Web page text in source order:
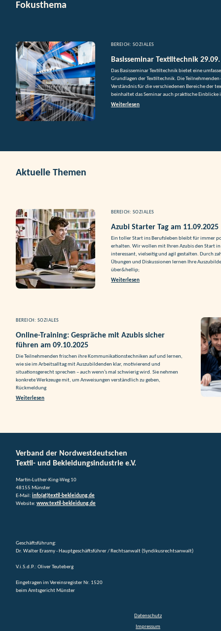
Fokusthema
BEREICH: SOZIALES
Basisseminar Textiltechnik
Das Basisseminar Textiltechnik bietet eine
Grundlagen der Textiltechnik. Die
Verständnis für die verschiedenen Bereiche der
beinhaltet das Seminar auch praktische Einblicke
Weiterlesen
Aktuelle Themen
BEREICH: SOZIALES
Azubi Starter Tag am 11.09.2025
Ein toller Start ins Berufsleben bleibt für immer
erhalten. Wir wollen mit Ihren Azubis den Start
interessant, vielseitig und agil gestalten. Durch
Übungen und Diskussionen lernen Ihre
über&hellip;
Weiterlesen
BEREICH: SOZIALES
Online-Training: Gespräche mit Azubis sicher
führen am 09.10.2025
Die Teilnehmenden frischen ihre Kommunikationstechniken auf und lernen,
wie sie im Arbeitsalltag mit Auszubildenden klar, motivierend und
situationsgerecht sprechen – auch wenn’s mal schwierig wird. Sie nehmen
konkrete Werkzeuge mit, um Anweisungen verständlich zu geben,
Rückmeldung
Weiterlesen
Verband der Nordwestdeutschen
Textil- und Bekleidungsindustrie e.V.
Martin-Luther-King-Weg 10
48155 Münster
E-Mail: info(at)textil-bekleidung.de
Website: www.textil-bekleidung.de
Geschäftsführung:
Dr. Walter Erasmy - Hauptgeschäftsführer / Rechtsanwalt (Syndikusrechtsanwalt)
V.i.S.d.P.: Oliver Teuteberg
Eingetragen im Vereinsregister Nr. 1520
beim Amtsgericht Münster
Datenschutz
Impressum